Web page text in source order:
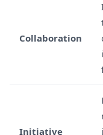
Collaboration
Initiative